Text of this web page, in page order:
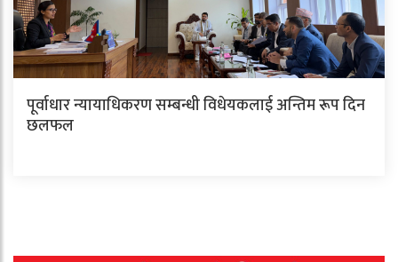
पूर्वाधार न्यायाधिकरण सम्बन्धी विधेयकलाई अन्तिम रूप दिन
छलफल